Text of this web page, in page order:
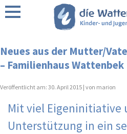
Förderer / Partner
Neues aus der Mutter/
– Familienhaus Wattenbek
Veröffentlicht am: 30. April 2015 | von marion
Mit viel Eigeninitiative
Unterstützung in ein